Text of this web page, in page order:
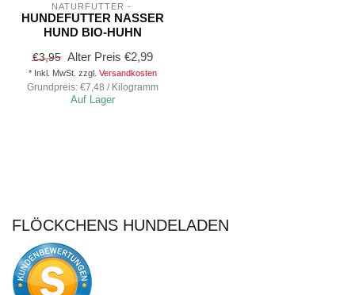
NATURFUTTER -
HUNDEFUTTER NASSER
HUND BIO-HUHN
€3,95 Alter Preis €2,99
* Inkl. MwSt. zzgl. Versandkosten
Grundpreis: €7,48 / Kilogramm
Auf Lager
FLÖCKCHENS HUNDELADEN